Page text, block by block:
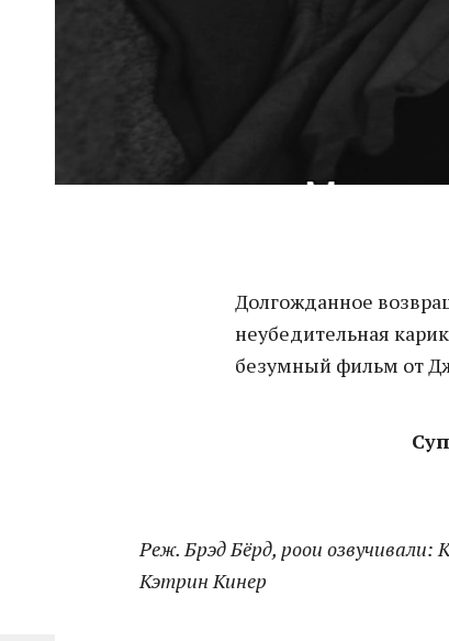
Долгожданное
неубедительная
безумный фильм от
Реж. Брэд Бёрд, роои озвучивали:
Кэтрин Кинер